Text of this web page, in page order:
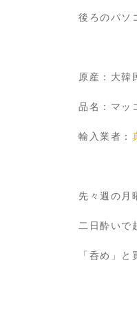
後ろのパソ
原産：大韓
品名：マッ
輸入業者：
先々週の月
二日酔いで
「呑め」と